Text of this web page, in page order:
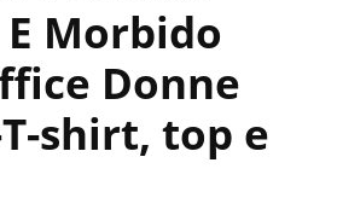
Morbido
Donne
shirt, top e